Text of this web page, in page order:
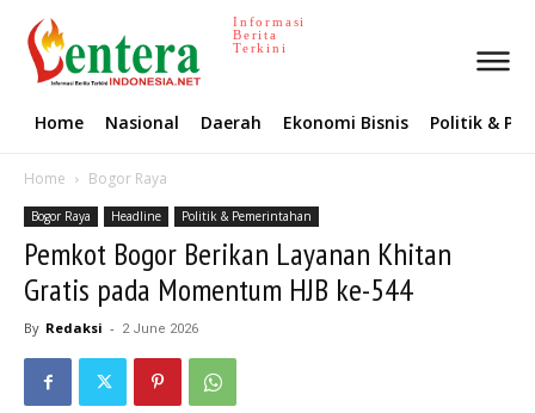
Informasi
Berita
Terkini
Home Nasional Daerah Ekonomi Bisnis Politik &
Home Bogor Raya
Bogor Raya Headline Politik & Pemerintahan
Pemkot Bogor Berikan Layanan Khitan
Gratis pada Momentum HJB ke-544
By Redaksi - 2 June 2026